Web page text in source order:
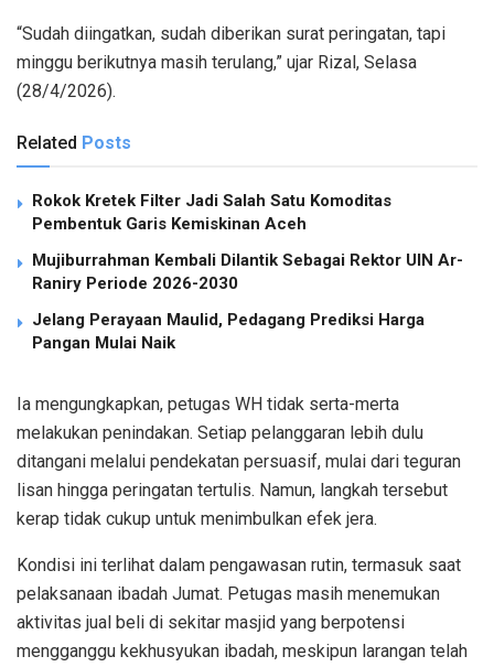
“Sudah diingatkan, sudah diberikan surat peringatan, tapi
minggu berikutnya masih terulang,” ujar Rizal, Selasa
(28/4/2026).
Related Posts
Rokok Kretek Filter Jadi Salah Satu Komoditas
Pembentuk Garis Kemiskinan Aceh
Mujiburrahman Kembali Dilantik Sebagai Rektor UIN Ar-
Raniry Periode 2026-2030
Jelang Perayaan Maulid, Pedagang Prediksi Harga
Pangan Mulai Naik
Ia mengungkapkan, petugas WH tidak serta-merta
melakukan penindakan. Setiap pelanggaran lebih dulu
ditangani melalui pendekatan persuasif, mulai dari teguran
lisan hingga peringatan tertulis. Namun, langkah tersebut
kerap tidak cukup untuk menimbulkan efek jera.
Kondisi ini terlihat dalam pengawasan rutin, termasuk saat
pelaksanaan ibadah Jumat. Petugas masih menemukan
aktivitas jual beli di sekitar masjid yang berpotensi
mengganggu kekhusyukan ibadah, meskipun larangan telah